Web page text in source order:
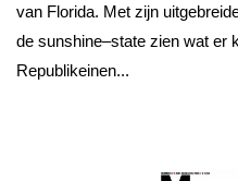
van Florida. Met zijn
de sunshine–state zien wat er
Republikeinen...